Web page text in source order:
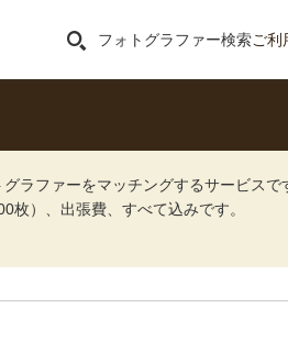
フォトグラファー検索ご利
ラファーをマッチングするサービスで
）、出張費、すべて込みです。